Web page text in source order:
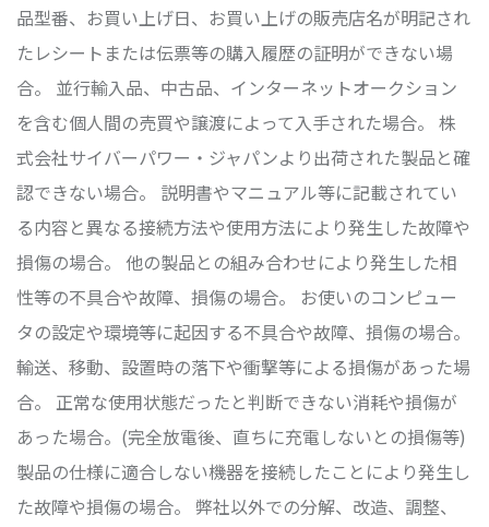
品型番、お買い上げ日、お買い上げの販売店名が明記され
たレシートまたは伝票等の購入履歴の証明ができない場
合。 並行輸入品、中古品、インターネットオークション
を含む個人間の売買や譲渡によって入手された場合。 株
式会社サイバーパワー・ジャパンより出荷された製品と確
認できない場合。 説明書やマニュアル等に記載されてい
る内容と異なる接続方法や使用方法により発生した故障や
損傷の場合。 他の製品との組み合わせにより発生した相
性等の不具合や故障、損傷の場合。 お使いのコンピュー
タの設定や環境等に起因する不具合や故障、損傷の場合。
輸送、移動、設置時の落下や衝撃等による損傷があった場
合。 正常な使用状態だったと判断できない消耗や損傷が
あった場合。(完全放電後、直ちに充電しないとの損傷等)
製品の仕様に適合しない機器を接続したことにより発生し
た故障や損傷の場合。 弊社以外での分解、改造、調整、